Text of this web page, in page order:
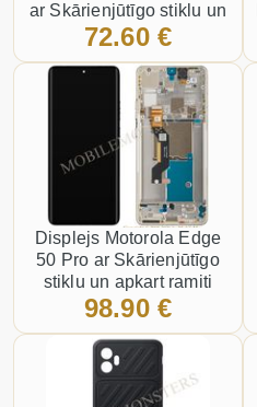
ar Skārienjūtīgo stiklu un
apkart ramiti, (Service
72.60 €
Displejs Motorola Edge
50 Pro ar Skārienjūtīgo
stiklu un apkart ramiti
(Service pack) Zelts
98.90 €